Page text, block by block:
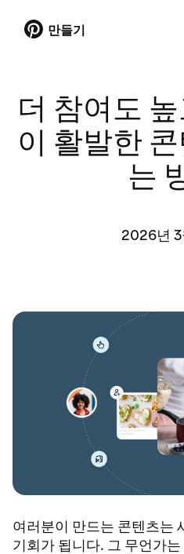
만들기
더 참여도
이 활발한
는
2026년 3
여러분이 만드는 콘텐츠는
기회가 됩니다. 그 무언가